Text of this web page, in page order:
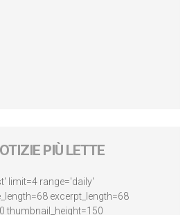
PIÙ LETTE
limit=4 range='daily'
excerpt_length=68
thumbnail_height=150